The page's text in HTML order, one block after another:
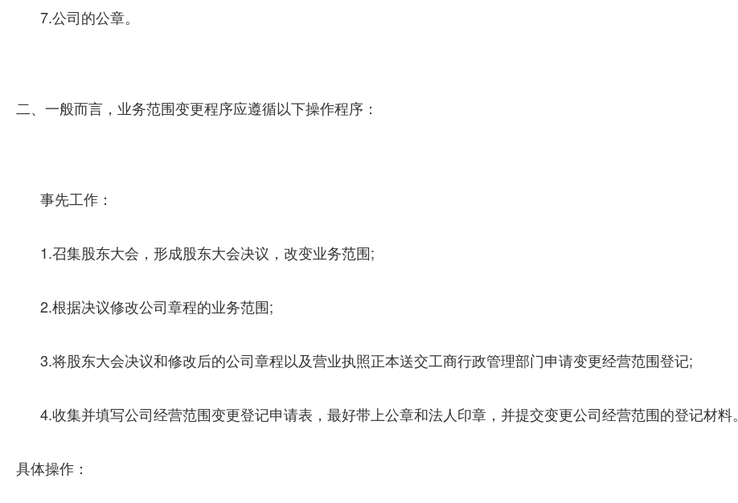
7.公司的公章。
二、一般而言，业务范围变更程序应遵循以下操作程序：
事先工作：
1.召集股东大会，形成股东大会决议，改变业务范围;
2.根据决议修改公司章程的业务范围;
3.将股东大会决议和修改后的公司章程以及营业执照正本送交工商行政管理部门申请变更经营范围登记;
4.收集并填写公司经营范围变更登记申请表，最好带上公章和法人印章，并提交变更公司经营范围的登记材料。
具体操作：